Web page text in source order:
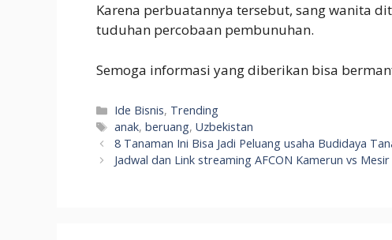
Karena perbuatannya tersebut, sang wanita
tuduhan percobaan pembunuhan.
Semoga informasi yang diberikan bisa
Categories
Ide Bisnis, Trending
Tags
anak,beruang,Uzbekistan
8 Tanaman Ini Bisa Jadi Peluang usaha Budidaya
Jadwal dan Link streaming AFCON Kamerun vs Mesir